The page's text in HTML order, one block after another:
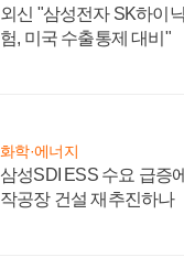
외신 "삼성전자 SK하이
험, 미국 수출통제 대비"
화학·에너지
삼성SDI ESS 수요 급증
작공장 건설 재추진하나